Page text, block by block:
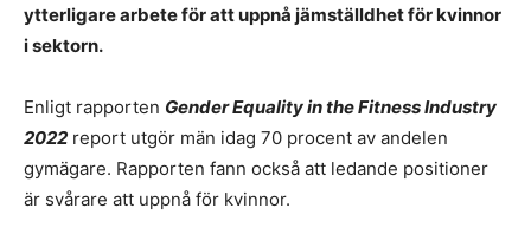
ytterligare arbete för att uppnå jämställdhet för kvinnor
i sektorn.
Enligt rapporten Gender Equality in the Fitness Industry
2022 report utgör män idag 70 procent av andelen
gymägare. Rapporten fann också att ledande positioner
är svårare att uppnå för kvinnor.